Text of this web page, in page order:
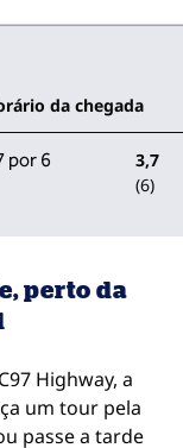
da chegada
3,7
(6)
perto da
Highway, a
um tour pela
passe a tarde